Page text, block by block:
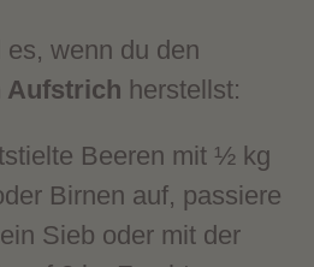
wenn du den
Aufstrich herstellst:
Beeren mit ½ kg
Birnen auf, passiere
Sieb oder mit der